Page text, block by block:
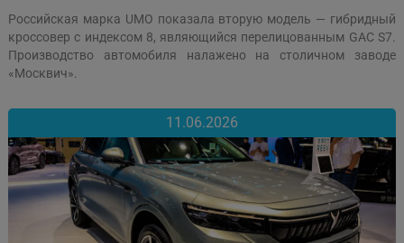
Российская марка UMO показала вторую модель — гибридный
кроссовер с индексом 8, являющийся перелицованным GAC S7.
Производство автомобиля налажено на столичном заводе
«Москвич».
11.06.2026